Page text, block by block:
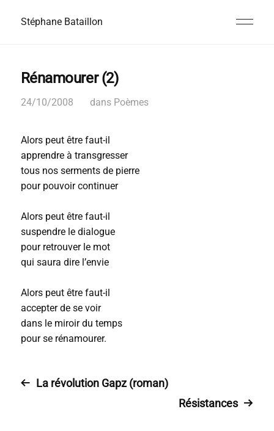
Stéphane Bataillon
Rénamourer (2)
24/10/2008 dans Poèmes
Alors peut être faut-il
apprendre à transgresser
tous nos serments de pierre
pour pouvoir continuer
Alors peut être faut-il
suspendre le dialogue
pour retrouver le mot
qui saura dire l’envie
Alors peut être faut-il
accepter de se voir
dans le miroir du temps
pour se rénamourer.
La révolution Gapz (roman)
Résistances